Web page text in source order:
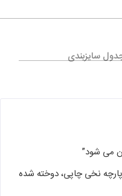
سایزبندی
می شود”
پارچه نخی چاپی، دوخته شده